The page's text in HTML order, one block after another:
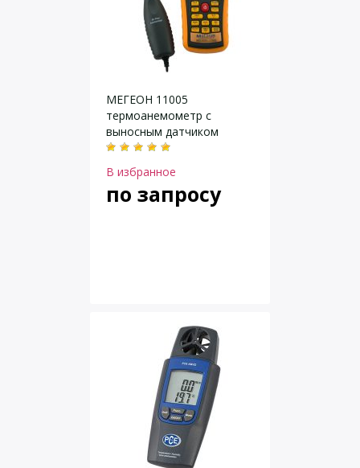
МЕГЕОН 11005
термоанемометр с
выносным датчиком
В избранное
по запросу